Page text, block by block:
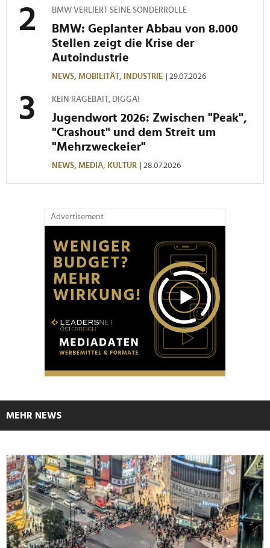
BMW VERLIERT SEINE SONDERROLLE
BMW: Geplanter Abbau von 8.000
Stellen zeigt die Krise der
Autoindustrie
NEWS, MOBILITÄT, INDUSTRIE | 29.07.2026
KEIN RAGEBAIT, DIGGA!
Jugendwort 2026: Zwischen "Peak",
"Crashout" und dem Streit um
"Mehrzweckeier"
NEWS, MEDIA, KULTUR | 28.07.2026
Advertisement
MEHR NEWS